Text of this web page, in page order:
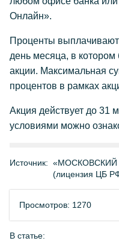
Онлайн».
Проценты
день месяца, в
акции. Максимальная
процентов в рамках
Акция действует до 31
условиями можно
Источник: «МОСКОВСКИЙ
(лицензия ЦБ
Просмотров: 1270
В статье: